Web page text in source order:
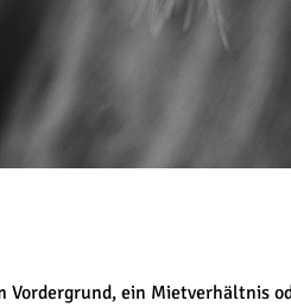
Vordergrund, ein Mietverhältnis